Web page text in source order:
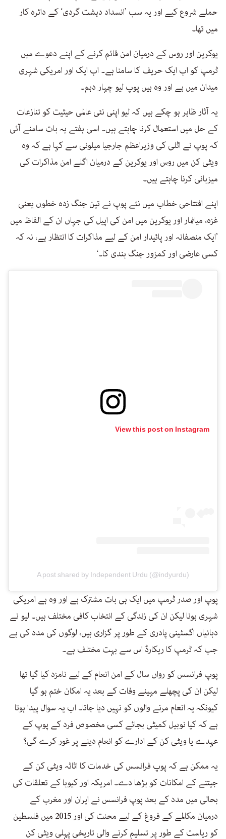
حملے شروع کیے اور یہ سب ’انسداد دہشت گردی‘ کے دائرہ کار
میں تھا۔
یوکرین اور روس کے درمیان امن قائم کرنے کے اپنے دعوے میں
ٹرمپ کو اب ایک حریف کا سامنا ہے۔ اب ایک اور امریکی شہری
میدان میں ہے اور وہ ہیں پوپ لیو چہار دہم۔
یہ آثار ظاہر ہو چکے ہیں کہ لیو اپنی نئی عالمی حیثیت کو تنازعات
کے حل میں استعمال کرنا چاہتے ہیں۔ اسی ہفتے یہ بات سامنے آئی
کہ پوپ نے اٹلی کی وزیراعظم جارجیا میلونی سے کہا ہے کہ وہ
ویٹی کن میں روس اور یوکرین کے درمیان اگلے امن مذاکرات کی
میزبانی کرنا چاہتے ہیں۔
اپنے افتتاحی خطاب میں نئے پوپ نے تین جنگ زدہ خطوں یعنی
غزہ، میانمار اور یوکرین میں امن کی اپیل کی جہاں ان کے الفاظ میں
’ایک منصفانہ اور پائیدار امن کے لیے مذاکرات کا انتظار ہے، نہ کہ
کسی عارضی اور کمزور جنگ بندی کا۔‘
View this post on Instagram
A post shared by Independent Urdu (@indyurdu)
پوپ اور صدر ٹرمپ میں ایک ہی بات مشترک ہے اور وہ ہے امریکی
شہری ہونا لیکن ان کی زندگی کے انتخاب کافی مختلف ہیں۔ لیو نے
دہائیاں اگسٹینی پادری کے طور پر گزاری ہیں، لوگوں کی مدد کی ہے
جب کہ ٹرمپ کا ریکارڈ اس سے بہت مختلف ہے۔
پوپ فرانسس کو رواں سال کے امن انعام کے لیے نامزد کیا گیا تھا
لیکن ان کی پچھلے مہینے وفات کے بعد یہ امکان ختم ہو گیا
کیونکہ یہ انعام مرنے والوں کو نہیں دیا جاتا۔ اب یہ سوال پیدا ہوتا
ہے کہ کیا نوبیل کمیٹی بجائے کسی مخصوص فرد کے پوپ کے
عہدے یا ویٹی کن کے ادارے کو انعام دینے پر غور کرے گی؟
یہ ممکن ہے کہ پوپ فرانسس کی خدمات کا اثاثہ ویٹی کن کے
جیتنے کے امکانات کو بڑھا دے۔ امریکہ اور کیوبا کے تعلقات کی
بحالی میں مدد کے بعد پوپ فرانسس نے ایران اور مغرب کے
درمیان مکالمے کے فروغ کے لیے محنت کی اور 2015 میں فلسطین
کو ریاست کے طور پر تسلیم کرنے والی تاریخی پہلی ویٹی کن